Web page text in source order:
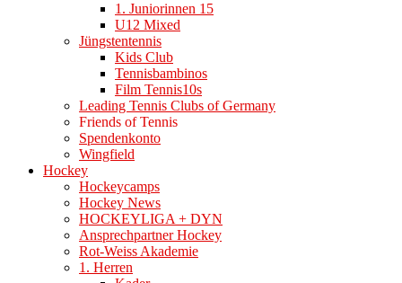
1. Juniorinnen 15
U12 Mixed
Jüngstentennis
Kids Club
Tennisbambinos
Film Tennis10s
Leading Tennis Clubs of Germany
Friends of Tennis
Spendenkonto
Wingfield
Hockey
Hockeycamps
Hockey News
HOCKEYLIGA + DYN
Ansprechpartner Hockey
Rot-Weiss Akademie
1. Herren